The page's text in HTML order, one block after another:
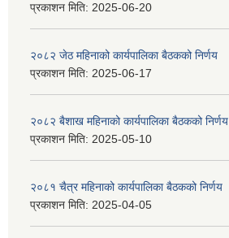
प्रकाशन मिति: 2025-06-20
२०८२ जेठ महिनाको कार्यपालिका बैठकको निर्णय
प्रकाशन मिति: 2025-06-17
२०८२ बैशाख महिनाको कार्यपालिका बैठकको निर्णय
प्रकाशन मिति: 2025-05-10
२०८१ चैत्र महिनाको कार्यपालिका बैठकको निर्णय
प्रकाशन मिति: 2025-04-05